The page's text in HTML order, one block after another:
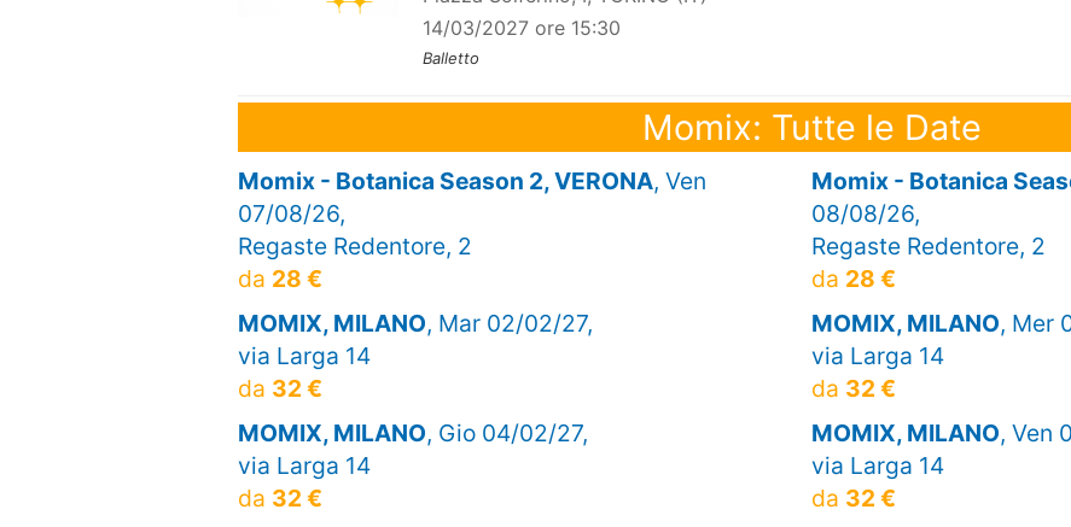
14/03/2027 ore 15:30
Balletto
Momix: Tutte le Date
Momix - Botanica Season 2, VERONA, Ven
07/08/26,
Regaste Redentore, 2
da 28 €
Momix - Botanica
08/08/26,
Regaste Redentore, 2
da 28 €
MOMIX, MILANO, Mar 02/02/27,
via Larga 14
da 32 €
MOMIX, MILANO, Mer
via Larga 14
da 32 €
MOMIX, MILANO, Gio 04/02/27,
via Larga 14
da 32 €
MOMIX, MILANO, Ven
via Larga 14
da 32 €